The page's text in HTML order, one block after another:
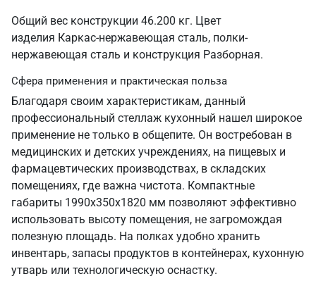
Общий вес конструкции 46.200 кг. Цвет
изделия Каркас-нержавеющая сталь, полки-
нержавеющая сталь и конструкция Разборная.
Сфера применения и практическая польза
Благодаря своим характеристикам, данный
профессиональный стеллаж кухонный нашел широкое
применение не только в общепите. Он востребован в
медицинских и детских учреждениях, на пищевых и
фармацевтических производствах, в складских
помещениях, где важна чистота. Компактные
габариты 1990х350х1820 мм позволяют эффективно
использовать высоту помещения, не загромождая
полезную площадь. На полках удобно хранить
инвентарь, запасы продуктов в контейнерах, кухонную
утварь или технологическую оснастку.